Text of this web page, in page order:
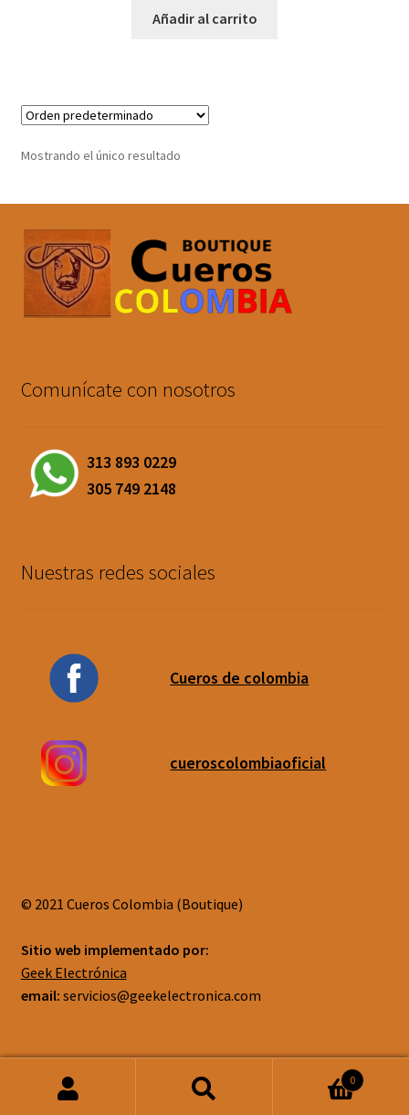
Añadir al carrito
Mostrando el único resultado
Comunícate con nosotros
313 893 0229
305 749 2148
Nuestras redes sociales
Cueros de colombia
cueroscolombiaoficial
© 2021 Cueros Colombia (Boutique)
Sitio web implementado por:
Geek Electrónica
email: servicios@geekelectronica.com
0